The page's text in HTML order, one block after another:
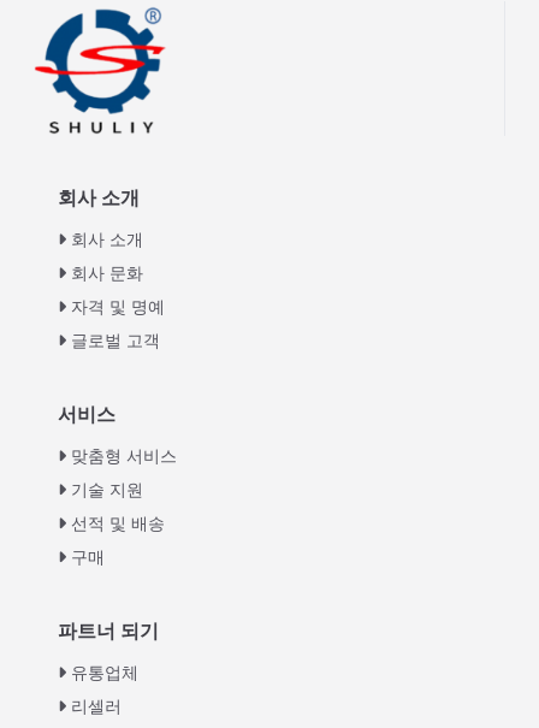
회사 소개
회사 소개
회사 문화
자격 및 명예
글로벌 고객
서비스
맞춤형 서비스
기술 지원
선적 및 배송
구매
파트너 되기
유통업체
리셀러
Vietnamese
Thai
Turkish
Swahili
Urdu
Greek
Italian